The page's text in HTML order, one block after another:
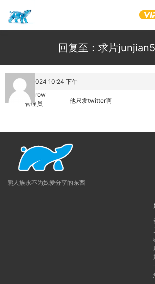
回复至：求片
14 3 月, 2024 10:24 下午
urbancrow
管理员
他只发twitter啊
熊人族永不为奴爱分享的东西